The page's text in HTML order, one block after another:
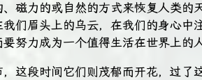
磁力的或自然的方式来恢复人类的
们眉头上的乌云，在我们的身心中
努力成为一个值得生活在世界上的人
这段时间它们则茂郁而开花，过了